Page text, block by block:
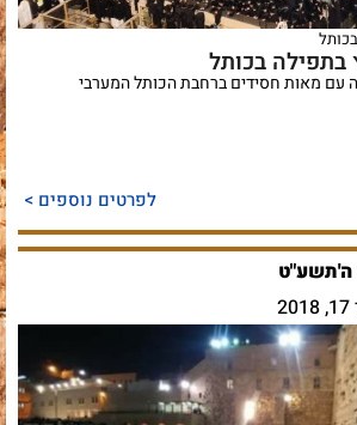
בתפילה בכותל
עם מאות חסידים ברחבת הכותל המערבי
לפרטים נוספים >
ה'תשע"ט